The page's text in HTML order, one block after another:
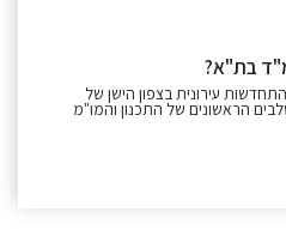
בת"א?
עירונית בצפון הישן של
הראשונים של התכנון והמו"מ